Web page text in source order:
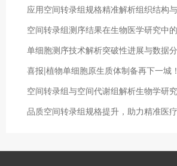
喜报|植物单细胞原生质体制备再下一城！